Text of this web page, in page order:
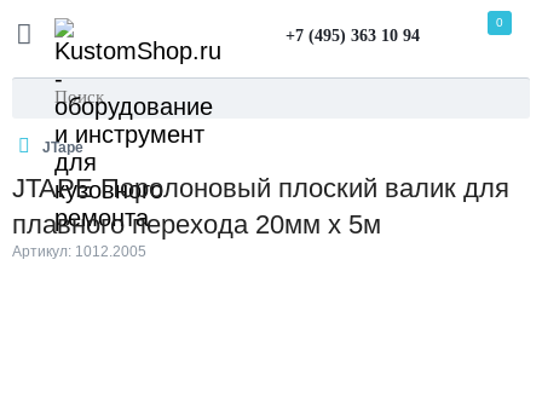
+7 (495) 363 10 94
0
JTape
JTAPE Поролоновый плоский валик для
плавного перехода 20мм х 5м
Артикул: 1012.2005